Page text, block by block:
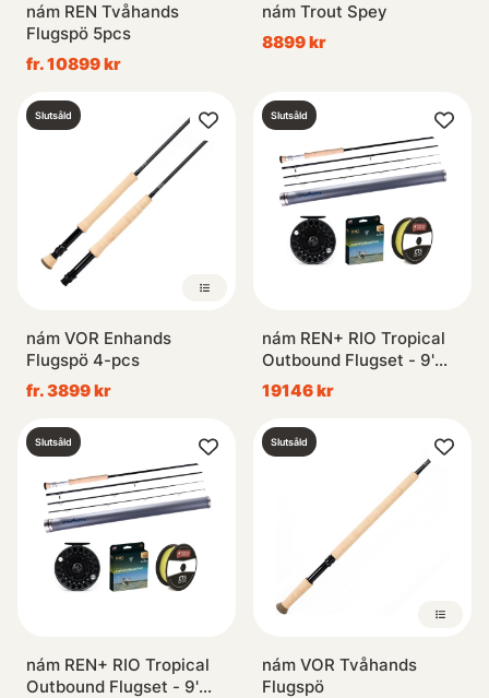
nám REN Tvåhands
Flugspö 5pcs
fr. 10899 kr
nám Trout Spey
8899 kr
Slutsåld
nám VOR Enhands
Flugspö 4-pcs
fr. 3899 kr
Slutsåld
nám REN+ RIO Tropical
Outbound Flugset - 9'
#11
19146 kr
Slutsåld
nám REN+ RIO Tropical
Outbound Flugset - 9'
Slutsåld
nám VOR Tvåhands
Flugspö